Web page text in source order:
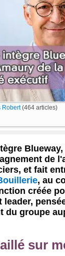
Robert(464 articles)
de
et fait
, au
créée
leader,
du groupe
sur